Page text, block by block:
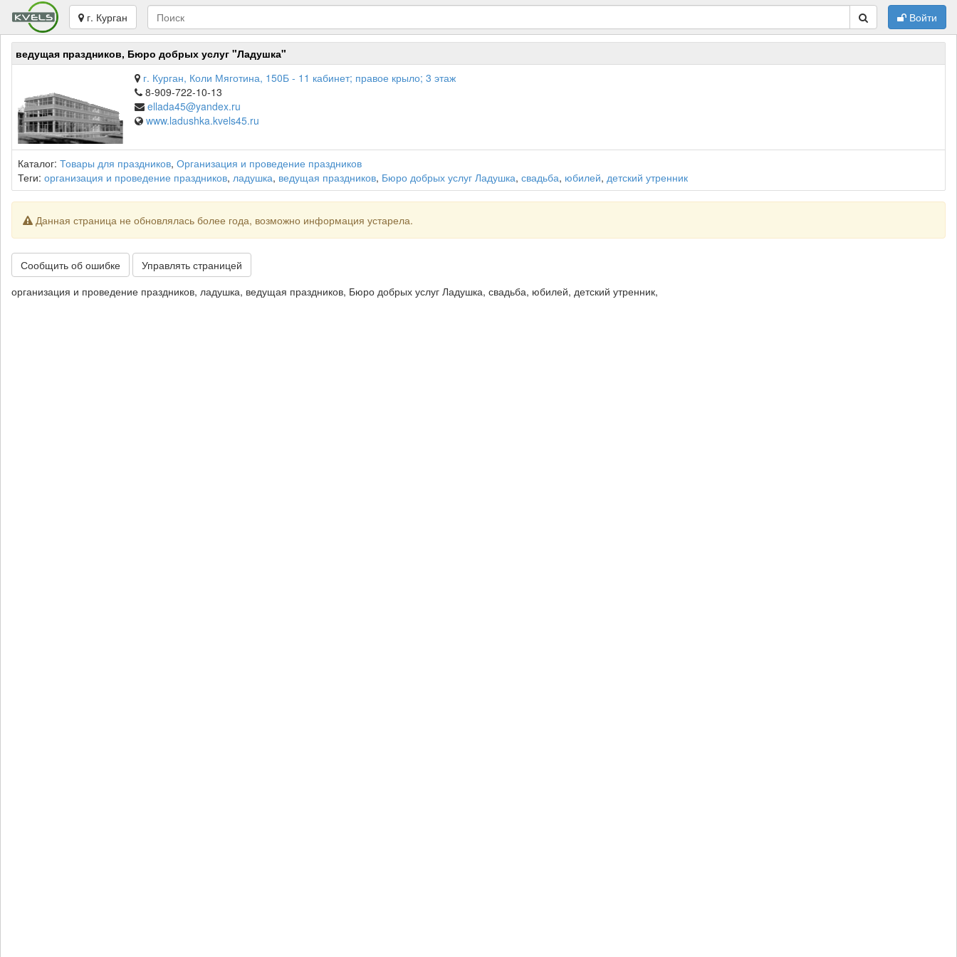
г. Курган Войти
ведущая праздников, Бюро добрых услуг "Ладушка"
г. Курган, Коли Мяготина, 150Б - 11 кабинет; правое крыло; 3 этаж
8-909-722-10-13
ellada45@yandex.ru
www.ladushka.kvels45.ru
Каталог: Товары для праздников, Организация и проведение праздников
Теги: организация и проведение праздников, ладушка, ведущая праздников, Бюро добрых услуг Ладушка, свадьба, юбилей, детский утренник
Данная страница не обновлялась более года, возможно информация устарела.
Сообщить об ошибке
Управлять страницей
организация и проведение праздников, ладушка, ведущая праздников, Бюро добрых услуг Ладушка, свадьба, юбилей, детский утренник,